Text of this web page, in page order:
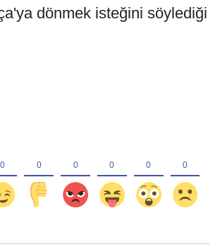
dönmek isteğini söylediği